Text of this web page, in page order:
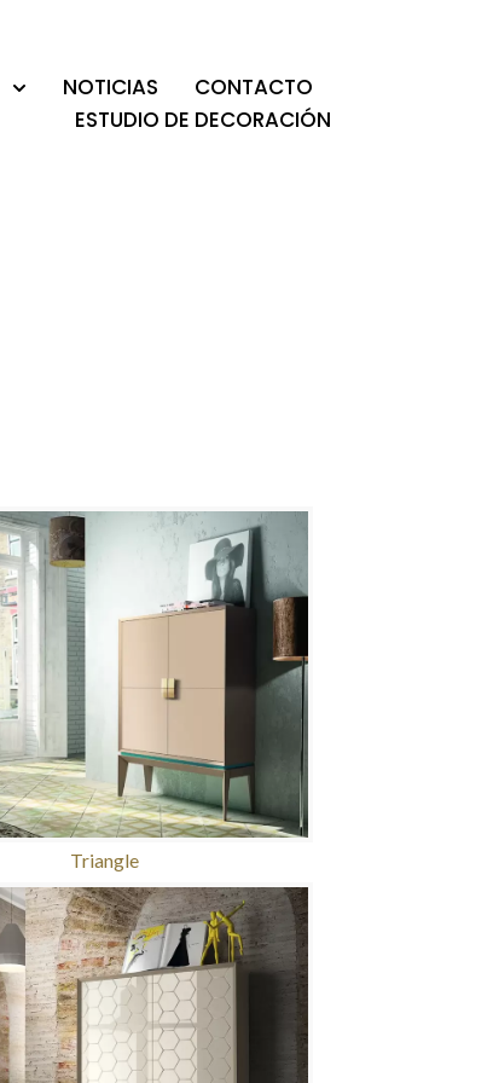
NOTICIAS
CONTACTO
ESTUDIO DE DECORACIÓN
Triangle